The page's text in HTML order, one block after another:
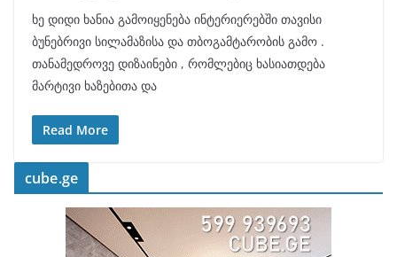
ხე დიდი ხანია გამოიყენება ინტერიერებში თავისი
ბუნებრივი სილამაზისა და თბოგამტარობის გამო .
თანამედროვე დიზაინები , რომლებიც ხასიათდება
მარტივი ხაზებითა და
Read More
cube.ge